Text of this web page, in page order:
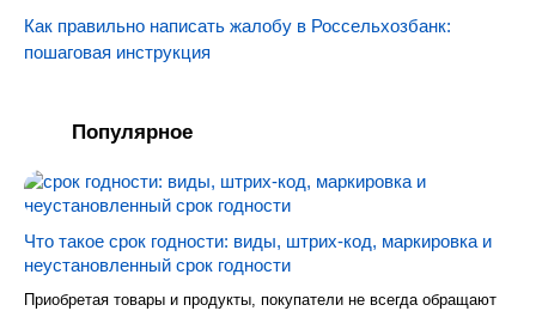
Как правильно написать жалобу в Россельхозбанк:
пошаговая инструкция
Популярное
Что такое срок годности: виды, штрих-код, маркировка и
неустановленный срок годности
Приобретая товары и продукты, покупатели не всегда обращают